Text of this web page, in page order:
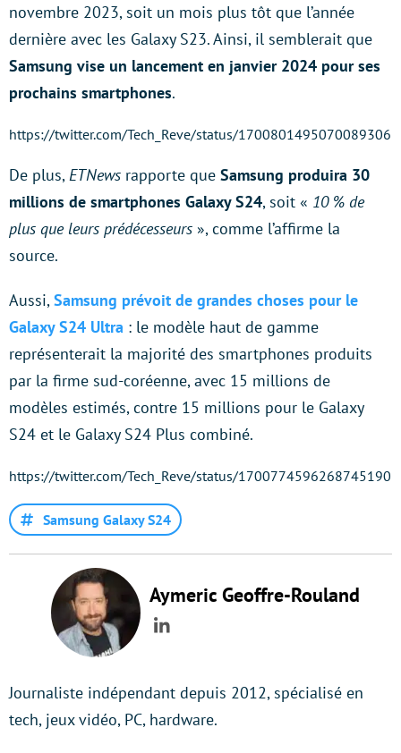
novembre 2023, soit un mois plus tôt que l’année
dernière avec les Galaxy S23. Ainsi, il semblerait que
Samsung vise un lancement en janvier 2024 pour ses
prochains smartphones.
https://twitter.com/Tech_Reve/status/1700801495070089306
De plus, ETNews rapporte que Samsung produira 30
millions de smartphones Galaxy S24, soit « 10 % de
plus que leurs prédécesseurs », comme l’affirme la
source.
Aussi, Samsung prévoit de grandes choses pour le
Galaxy S24 Ultra : le modèle haut de gamme
représenterait la majorité des smartphones produits
par la firme sud-coréenne, avec 15 millions de
modèles estimés, contre 15 millions pour le Galaxy
S24 et le Galaxy S24 Plus combiné.
https://twitter.com/Tech_Reve/status/1700774596268745190
Samsung Galaxy S24
Aymeric Geoffre-Rouland
LinkedIn
Journaliste indépendant depuis 2012, spécialisé en
tech, jeux vidéo, PC, hardware.